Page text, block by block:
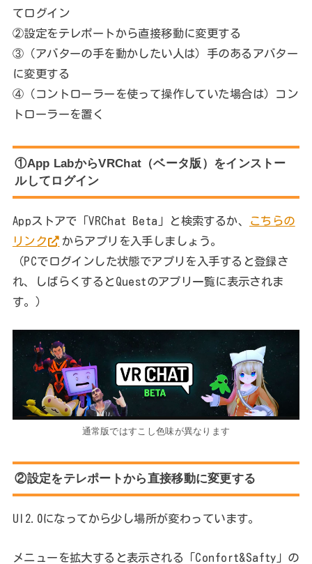
てログイン
②設定をテレポートから直接移動に変更する
③（アバターの手を動かしたい人は）手のあるアバター
に変更する
④（コントローラーを使って操作していた場合は）コン
トローラーを置く
①App LabからVRChat（ベータ版）をインストー
ルしてログイン
Appストアで「VRChat Beta」と検索するか、
こちらの
リンク
からアプリを入手しましょう。
（PCでログインした状態でアプリを入手すると登録さ
れ、しばらくするとQuestのアプリ一覧に表示されま
す。）
通常版ではすこし色味が異なります
②設定をテレポートから直接移動に変更する
UI2.0になってから少し場所が変わっています。
メニューを拡大すると表示される「Confort&Safty」の